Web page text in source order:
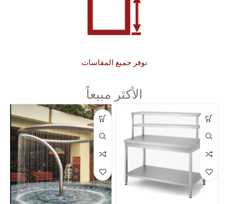
نوفر جميع المقاسات
الأكثر مبيعاً